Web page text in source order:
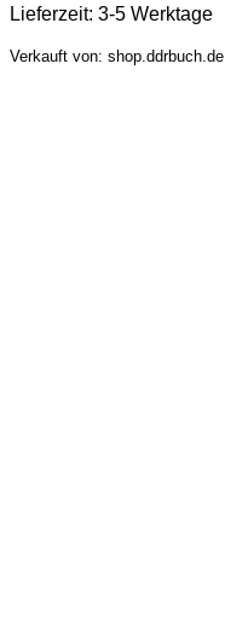
Lieferzeit: 3-5 Werktage
Verkauft von: shop.ddrbuch.de